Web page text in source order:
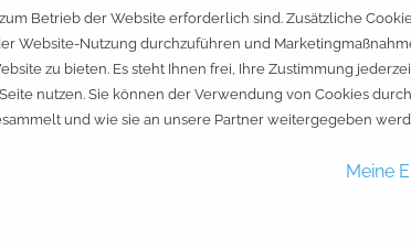
Betrieb der Website erforderlich sind. Zusätzliche
Website-Nutzung durchzuführen und
zu bieten. Es steht Ihnen frei, Ihre Zustimmung
nutzen. Sie können der Verwendung von Cookies
und wie sie an unsere Partner weitergegeben
Meine